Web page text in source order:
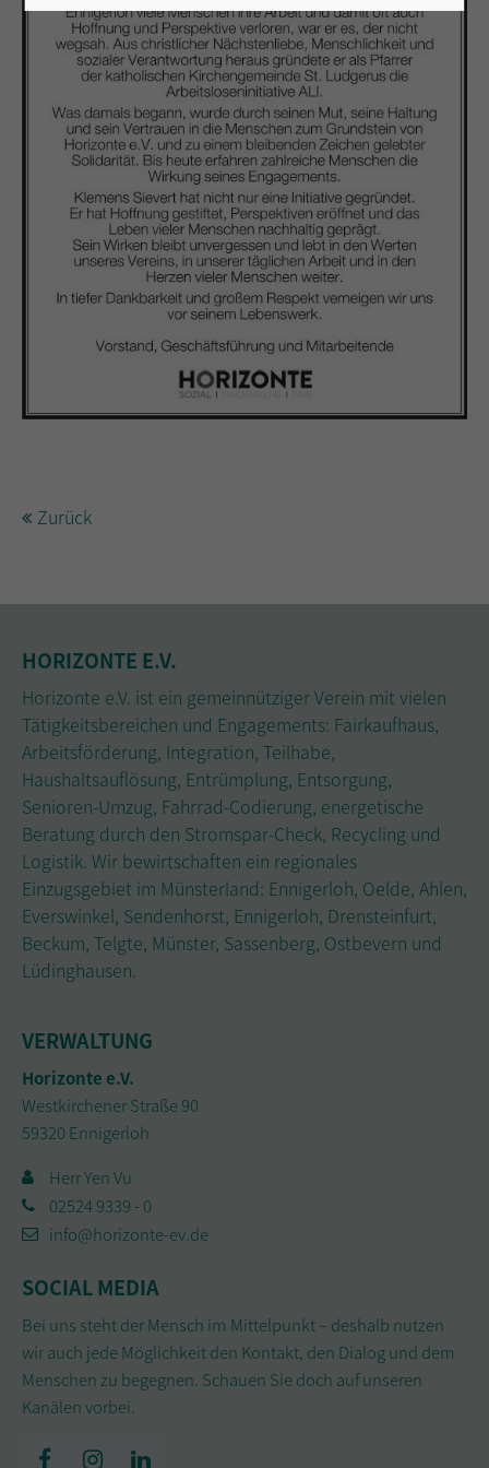
24h/ 365days
We offer support for our customers
Mon - Fri 8:00am - 5:00pm(GMT +1)
Get in touch
Cybersteel Inc.
376-293 City Road, Suite 600
San Francisco, CA 94102
Drop us a line
About us
adipiscing elit.
Aenean commodo ligula eget dolor. Aenean massa.
Cum sociis natoque penatibus et magnis dis
parturient montes, nascetur ridiculus mus. Donec
quam felis, ultricies nec.
Zurück
HORIZONTE E.V.
Horizonte e.V. ist ein gemeinnütziger Verein mit vielen
Tätigkeitsbereichen und Engagements: Fairkaufhaus,
Arbeitsförderung, Integration, Teilhabe,
Haushaltsauflösung, Entrümplung, Entsorgung,
Senioren-Umzug, Fahrrad-Codierung, energetische
Beratung durch den Stromspar-Check, Recycling und
Logistik. Wir bewirtschaften ein regionales
Einzugsgebiet im Münsterland: Ennigerloh, Oelde, Ahlen,
Everswinkel, Sendenhorst, Ennigerloh, Drensteinfurt,
Beckum, Telgte, Münster, Sassenberg, Ostbevern und
Lüdinghausen.
VERWALTUNG
Horizonte e.V.
Westkirchener Straße 90
59320 Ennigerloh
Herr Yen Vu
02524 9339 - 0
info@horizonte-ev.de
SOCIAL MEDIA
Bei uns steht der Mensch im Mittelpunkt – deshalb nutzen
wir auch jede Möglichkeit den Kontakt, den Dialog und dem
Menschen zu begegnen. Schauen Sie doch auf unseren
Kanälen vorbei.